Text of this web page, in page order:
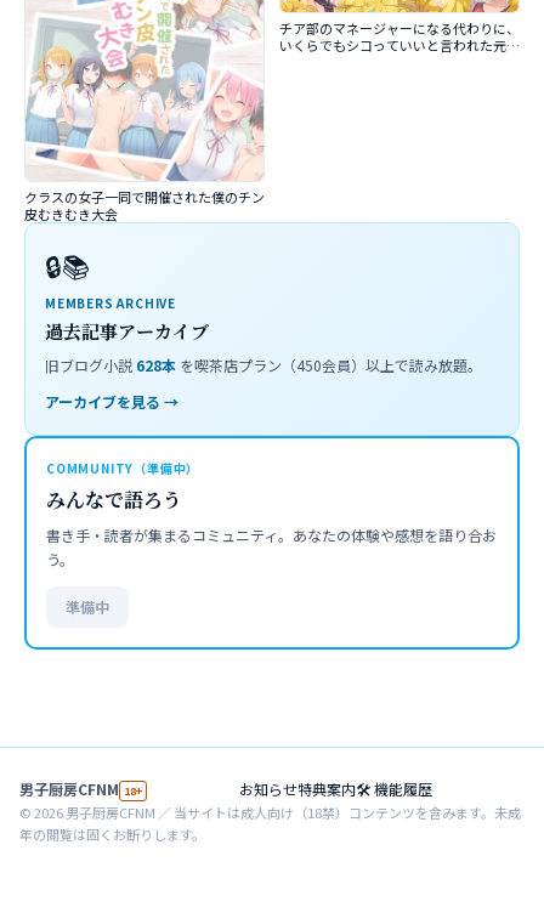
クラスの女子一同で開催された僕のチン
皮むきむき大会
チア部のマネージャーになる代わりに、
いくらでもシコっていいと言われた元盗
🔒📚
MEMBERS ARCHIVE
過去記事アーカイブ
旧ブログ小説 628本 を喫茶店プラン（450会員）以上で読み放題。
アーカイブを見る →
COMMUNITY（準備中）
みんなで語ろう
書き手・読者が集まるコミュニティ。あなたの体験や感想を語り合お
う。
準備中
男子厨房CFNM 18+ お知らせ特典案内🛠 機能履歴
©2026男子厨房CFNM ／ 当サイトは成人向け（18禁）コンテンツを含みます。未成
年の閲覧は固くお断りします。